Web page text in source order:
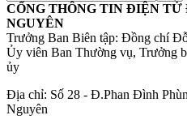
CỔNG THÔNG TIN ĐIỆN
NGUYÊN
Trưởng Ban Biên tập: Đồng chí
Ủy viên Ban Thường vụ, Trưởng
ủy
Địa chỉ: Số 28 - Đ.Phan Đình
Nguyên